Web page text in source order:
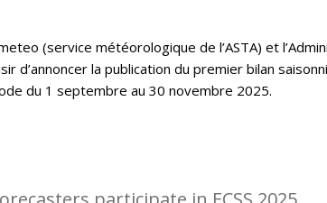
(service météorologique de l’ASTA) et
d’annoncer la publication du premier bilan
du 1 septembre au 30 novembre 2025.